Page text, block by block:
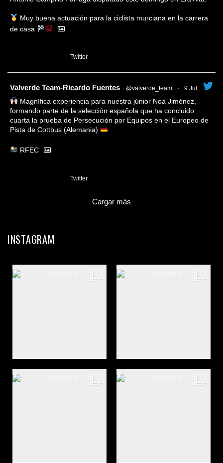
Muy buena actuación para la ciclista murciana en la carrera
de casa
Twitter
Valverde Team-Ricardo Fuentes @valverde_team · 9 Jul
Magnífica experiencia para nuestra júnior Noa Jiménez,
formando parte de la selección española que ha concluido
cuarta la prueba de Persecución por Equipos en el Europeo de
Pista de Cottbus (Alemania)
RFEC
Twitter
Cargar más
INSTAGRAM